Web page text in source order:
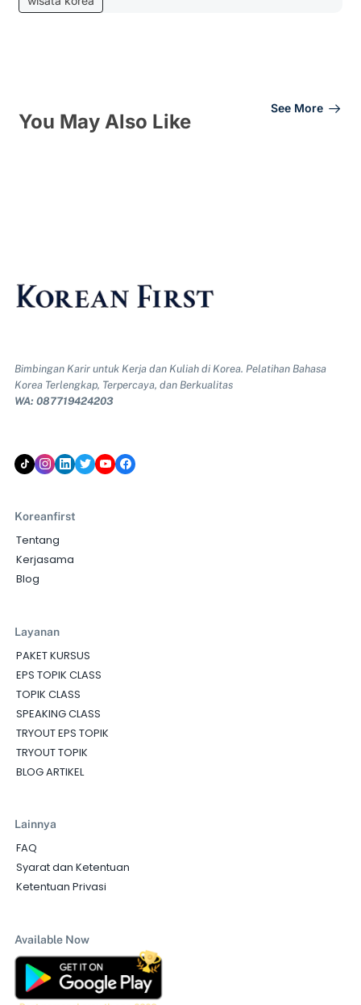
You May Also Like
See More
Bimbingan Karir untuk Kerja dan Kuliah di Korea. Pelatihan Bahasa
Korea Terlengkap, Terpercaya, dan Berkualitas
WA: 087719424203
Koreanfirst
Tentang
Kerjasama
Blog
Layanan
PAKET KURSUS
EPS TOPIK CLASS
TOPIK CLASS
SPEAKING CLASS
TRYOUT EPS TOPIK
TRYOUT TOPIK
BLOG ARTIKEL
Lainnya
FAQ
Syarat dan Ketentuan
Ketentuan Privasi
Available Now